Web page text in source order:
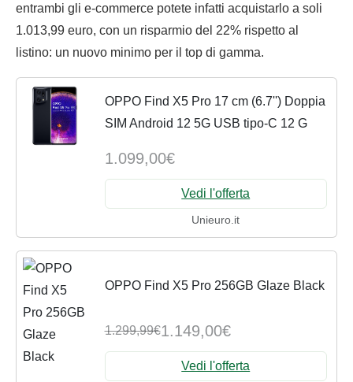
entrambi gli e-commerce potete infatti acquistarlo a soli
1.013,99 euro, con un risparmio del 22% rispetto al
listino: un nuovo minimo per il top di gamma.
OPPO Find X5 Pro 17 cm (6.7'') Doppia
SIM Android 12 5G USB tipo-C 12 G
1.099,00€
Vedi l'offerta
Unieuro.it
OPPO Find X5 Pro 256GB Glaze Black
1.299,99€1.149,00€
Vedi l'offerta